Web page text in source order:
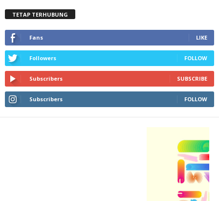
TETAP TERHUBUNG
Fans LIKE
Followers FOLLOW
Subscribers SUBSCRIBE
Subscribers FOLLOW